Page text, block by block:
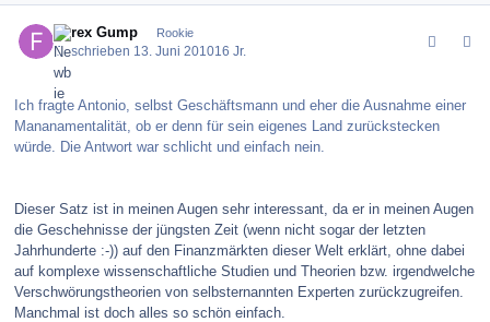
Forex Gump Rookie
Geschrieben 13. Juni 201016 Jr.
Ich fragte Antonio, selbst Geschäftsmann und eher die Ausnahme einer
Mananamentalität, ob er denn für sein eigenes Land zurückstecken
würde. Die Antwort war schlicht und einfach nein.
Dieser Satz ist in meinen Augen sehr interessant, da er in meinen Augen
die Geschehnisse der jüngsten Zeit (wenn nicht sogar der letzten
Jahrhunderte :-)) auf den Finanzmärkten dieser Welt erklärt, ohne dabei
auf komplexe wissenschaftliche Studien und Theorien bzw. irgendwelche
Verschwörungstheorien von selbsternannten Experten zurückzugreifen.
Manchmal ist doch alles so schön einfach.